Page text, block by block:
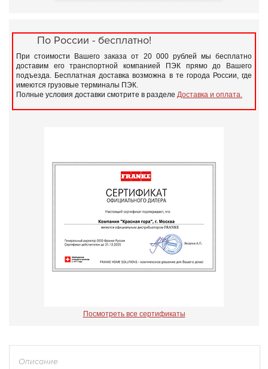
По России - бесплатно!
При стоимости Вашего заказа от 20 000 рублей мы бесплатно
доставим его транспортной компанией ПЭК прямо до Вашего
подъезда. Бесплатная доставка возможна в те города России, где
имеются грузовые терминалы ПЭК.
Полные условия доставки смотрите в разделе Доставка и оплата.
Посмотреть все сертификаты
Описание